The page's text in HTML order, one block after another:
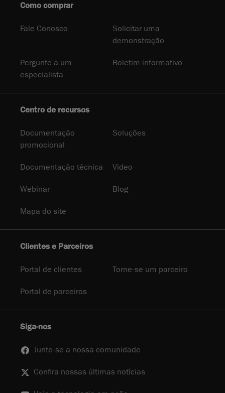
Como comprar
Fale Conosco
Solicitar uma
demonstração
Pergunte a um
especialista
Boletim informativo
Centro de recursos
Documentação
promocional
Soluções
Documentação técnica Video
Webinar Blog
Mapa do site
Clientes e Parceiros
Portal de clientes Torne-se um parceiro
Portal de parceiros
Siga-nos
Junte-se a nossa comunidade
Confira nossas últimas notícias